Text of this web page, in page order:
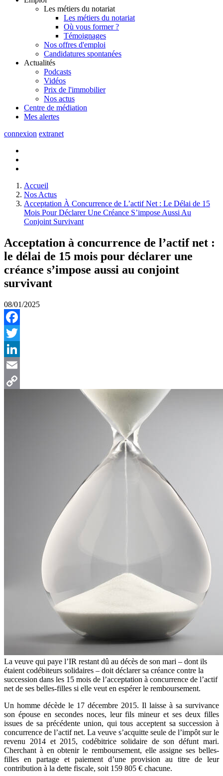
Les métiers du notariat
Les métiers du notariat
Où vous former ?
Témoignages
Nos offres d'emploi
Candidatures spontanées
Actualités
Podcasts
Vidéos
Prix de l'immobilier
Nos actus
Centre de médiation
Mes alertes
connexion extranet
Accueil
Nos Actus
Acceptation À Concurrence de L’actif Net : Le Délai de 15
Mois Pour Déclarer Une Créance S’impose Aussi Au
Conjoint Survivant
Acceptation à concurrence de l’actif net :
le délai de 15 mois pour déclarer une
créance s’impose aussi au conjoint
survivant
08/01/2025
Facebook
Twitter
LinkedIn
Email
La veuve qui paye l’IR restant dû au décès de son mari – dont ils
étaient codébiteurs solidaires – doit déclarer sa créance contre la
succession dans les 15 mois de l’acceptation à concurrence de l’actif
net de ses belles-filles si elle veut en espérer le remboursement.
Un homme décède le 17 décembre 2015. Il laisse à sa survivance
son épouse en secondes noces, leur fils mineur et ses deux filles
issues de sa précédente union, qui tous acceptent sa succession à
concurrence de l’actif net. La veuve s’acquitte seule de l’impôt sur le
revenu 2014 et 2015, codébitrice solidaire de son défunt mari.
Cherchant à en obtenir le remboursement, elle assigne ses belles-
filles en partage et paiement d’une provision au titre de leur
contribution à la dette fiscale, soit 159 805 € chacune.